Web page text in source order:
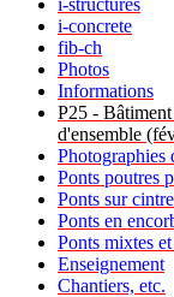
i-concrete
fib-ch
Photos
Informations
P25 -
d'ensemble
Ponts poutres
Ponts sur
Ponts en
Ponts mixtes
Enseignement
Chantiers, etc.